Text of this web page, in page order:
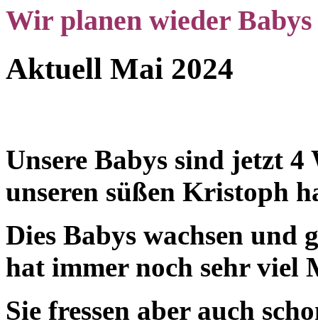
Wir planen wieder
Aktuell Mai 2024
Unsere Babys sind jetzt
unseren süßen Kristoph
Dies Babys wachsen und
hat immer noch sehr
Sie fressen aber auch